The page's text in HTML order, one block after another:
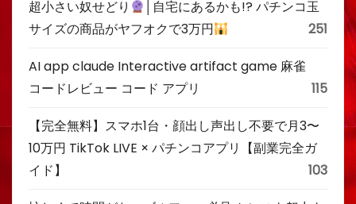
超小さい奴せどり
│自宅にあるかも!? パチンコ玉
サイズの商品がヤフオクで3万円
251
AI app claude Interactive artifact game 麻雀
コードレビュー コード アプリ
115
【完全無料】スマホ1台・顔出し声出し不要で月3〜
10万円 TikTok LIVE × パチンコアプリ【副業完全ガ
イド】
103